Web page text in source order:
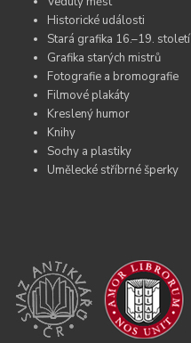
Historické události
Stará grafika 16.–19. století
Grafika starých mistrů
Fotografie a bromografie
Filmové plakáty
Kreslený humor
Knihy
Sochy a plastiky
Umělecké stříbrné šperky